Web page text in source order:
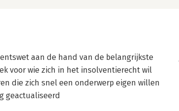
aan de hand van de belangrijkste
voor wie zich in het insolventierecht wil
die zich snel een onderwerp eigen willen
geactualiseerd